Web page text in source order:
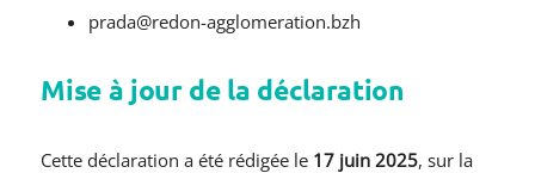
prada@redon-agglomeration.bzh
Mise à jour de la déclaration
Cette déclaration a été rédigée le 17 juin 2025, sur la